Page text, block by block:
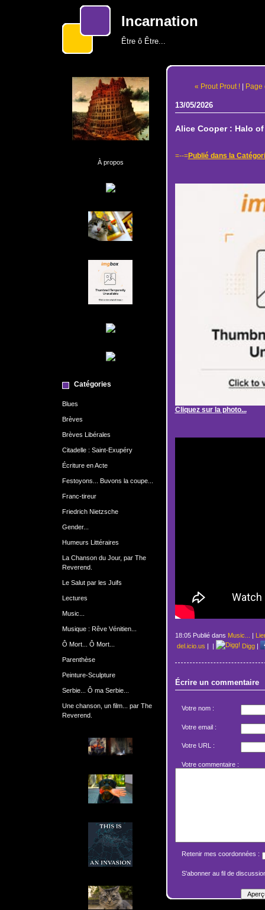
Incarnation
Être ô Être...
À propos
Catégories
Blues
Brèves
Brèves Libérales
Citadelle : Saint-Exupéry
Écriture en Acte
Festoyons... Buvons la coupe...
Franc-tireur
Friedrich Nietzsche
Gender...
Humeurs Littéraires
La Chanson du Jour, par The
Reverend.
Le Salut par les Juifs
Lectures
Music...
Musique : Rêve Vénitien...
Ô Mort... Ô Mort...
Parenthèse
Peinture-Sculpture
Serbie... Ô ma Serbie...
Une chanson, un film... par The
Reverend.
« Prout Prout !| Page
13/05/2026
Alice Cooper : Halo
=--=Publié dans la
Cliquez sur la photo...
18:05 Publié dans Music... |
del.icio.us | | Digg|
Écrire un commentaire
Votre nom :
Votre email :
Votre URL :
Votre commentaire :
Retenir mes coordonnées :
S'abonner au fil de